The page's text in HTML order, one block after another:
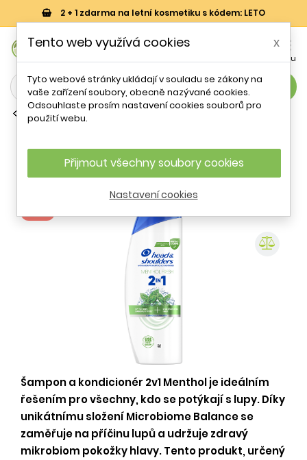
2 + 1 zdarma na letní kosmetiku s kódem: LETO

Menu
search
Běžné kondicionéry
Fresh (Anti-Dandruff Shampoo &
Conditioner) Head & Shoulders - 330
ml
Šampon a kondicionér 2v1 Menthol je ideálním
řešením pro všechny, kdo se potýkají s lupy. Díky
unikátnímu složení Microbiome Balance se
zaměřuje na příčinu lupů a udržuje zdravý
mikrobiom pokožky hlavy. Tento produkt, určený
Tento web využívá cookies x
Tyto webové stránky ukládají v souladu se zákony na
vaše zařízení soubory, obecně nazývané cookies.
Odsouhlaste prosím nastavení cookies souborů pro
použití webu.
Přijmout všechny soubory cookies
Nastavení cookies